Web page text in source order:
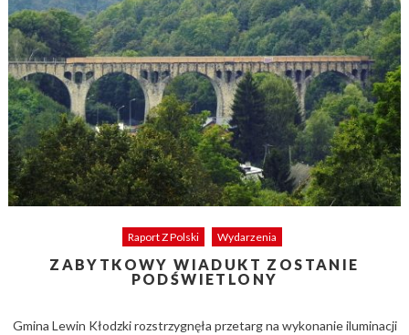
Raport Z Polski Wydarzenia
ZABYTKOWY WIADUKT ZOSTANIE
PODŚWIETLONY
Gmina Lewin Kłodzki rozstrzygnęła przetarg na wykonanie iluminacji